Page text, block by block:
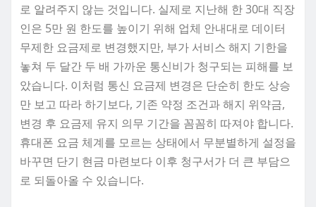
로 알려주지 않는 것입니다. 실제로 지난해 한 30대 직장
인은 5만 원 한도를 높이기 위해 업체 안내대로 데이터
무제한 요금제로 변경했지만, 부가 서비스 해지 기한을
놓쳐 두 달간 두 배 가까운 통신비가 청구되는 피해를 보
았습니다. 이처럼 통신 요금제 변경은 단순히 한도 상승
만 보고 따라 하기보다, 기존 약정 조건과 해지 위약금,
변경 후 요금제 유지 의무 기간을 꼼꼼히 따져야 합니다.
휴대폰 요금 체계를 모르는 상태에서 무분별하게 설정을
바꾸면 단기 현금 마련보다 이후 청구서가 더 큰 부담으
로 되돌아올 수 있습니다.